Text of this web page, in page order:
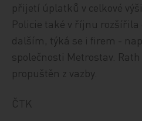
přijetí úplatků v celkové
Policie také v říjnu rozšířila
dalším, týká se i firem -
společnosti Metrostav.
propuštěn z vazby.
ČTK